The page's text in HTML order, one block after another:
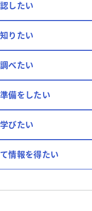
したい
りたい
べたい
備をしたい
びたい
情報を得たい